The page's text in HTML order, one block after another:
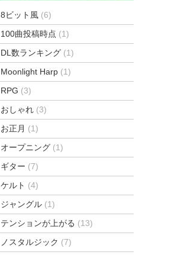
8ビット風 (6)
100曲投稿時点 (1)
DL数ランキング (1)
Moonlight Harp (1)
RPG (3)
おしゃれ (3)
お正月 (1)
オープニング (1)
ギター (7)
ケルト (4)
ジャングル (1)
テンションが上がる (13)
ノスタルジック (7)